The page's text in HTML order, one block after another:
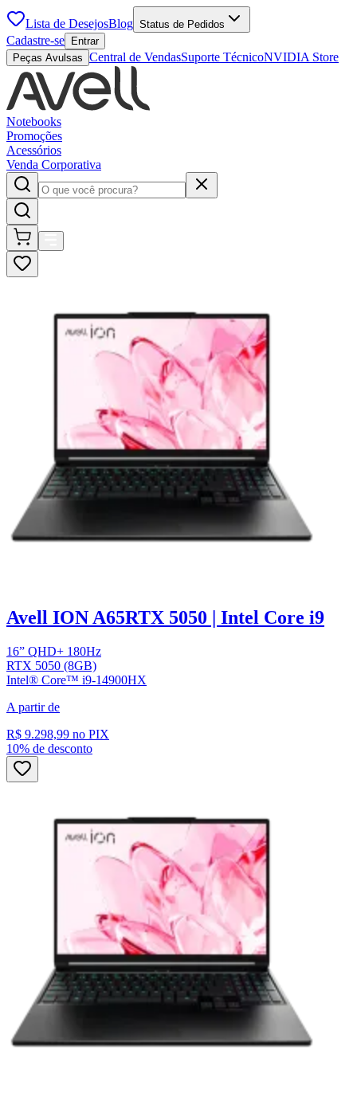
Lista de DesejosBlog Status de Pedidos
Cadastre-se
Entrar
Peças Avulsas Central de VendasSuporte TécnicoNVIDIA Store
Notebooks
Promoções
Acessórios
Venda Corporativa
Avell ION A65RTX 5050 | Intel Core i9
16” QHD+ 180Hz
RTX 5050 (8GB)
Intel® Core™ i9-14900HX
A partir de
R$ 9.298,99 no PIX
10% de desconto